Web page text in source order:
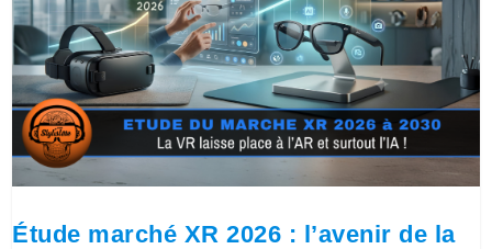
Étude marché XR 2026 : l’avenir de la